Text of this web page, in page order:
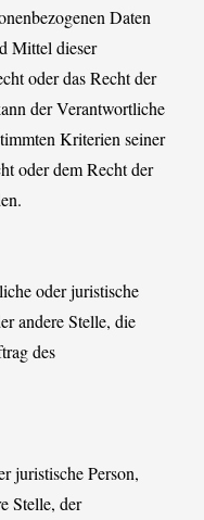
Daten
Mittel dieser
oder das Recht der
der Verantwortliche
Kriterien seiner
oder dem Recht der
oder juristische
andere Stelle, die
des
juristische Person,
Stelle, der